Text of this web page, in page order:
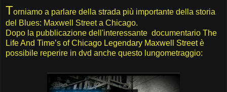
Torniamo a parlare della strada più importante della storia
del Blues: Maxwell Street a Chicago.
Dopo la pubblicazione dell'interessante documentario The
Life And Time’s of Chicago Legendary Maxwell Streetè
possibile reperire in dvd anche questo lungometraggio: